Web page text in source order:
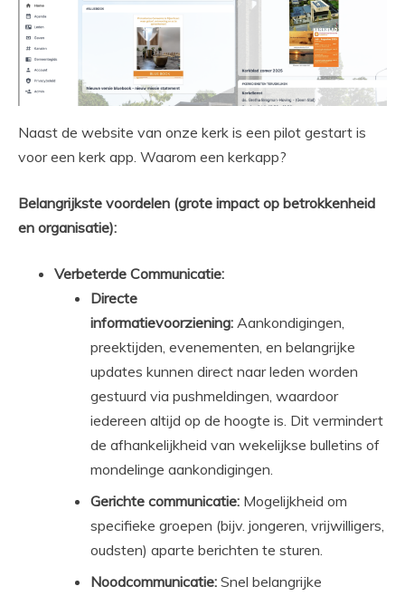
Naast de website van onze kerk is een pilot gestart is
voor een kerk app. Waarom een kerkapp?
Belangrijkste voordelen (grote impact op betrokkenheid
en organisatie):
Verbeterde Communicatie:
Directe
informatievoorziening: Aankondigingen,
preektijden, evenementen, en belangrijke
updates kunnen direct naar leden worden
gestuurd via pushmeldingen, waardoor
iedereen altijd op de hoogte is. Dit vermindert
de afhankelijkheid van wekelijkse bulletins of
mondelinge aankondigingen.
Gerichte communicatie: Mogelijkheid om
specifieke groepen (bijv. jongeren, vrijwilligers,
oudsten) aparte berichten te sturen.
Noodcommunicatie: Snel belangrijke